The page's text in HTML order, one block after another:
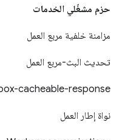
حزم مشغّلي الخدمات
مزامنة خلفية مربع العمل
تحديث البث-مربع العمل
cacheable-response
نواة إطار العمل